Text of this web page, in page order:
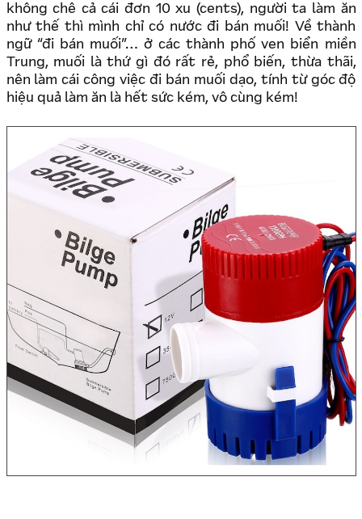
không chê cả cái đơn 10 xu (cents), người ta làm ăn
như thế thì mình chỉ có nước đi bán muối! Về thành
ngữ “đi bán muối”… ở các thành phố ven biển miền
Trung, muối là thứ gì đó rất rẻ, phổ biến, thừa thãi,
nên làm cái công việc đi bán muối dạo, tính từ góc độ
hiệu quả làm ăn là hết sức kém, vô cùng kém!